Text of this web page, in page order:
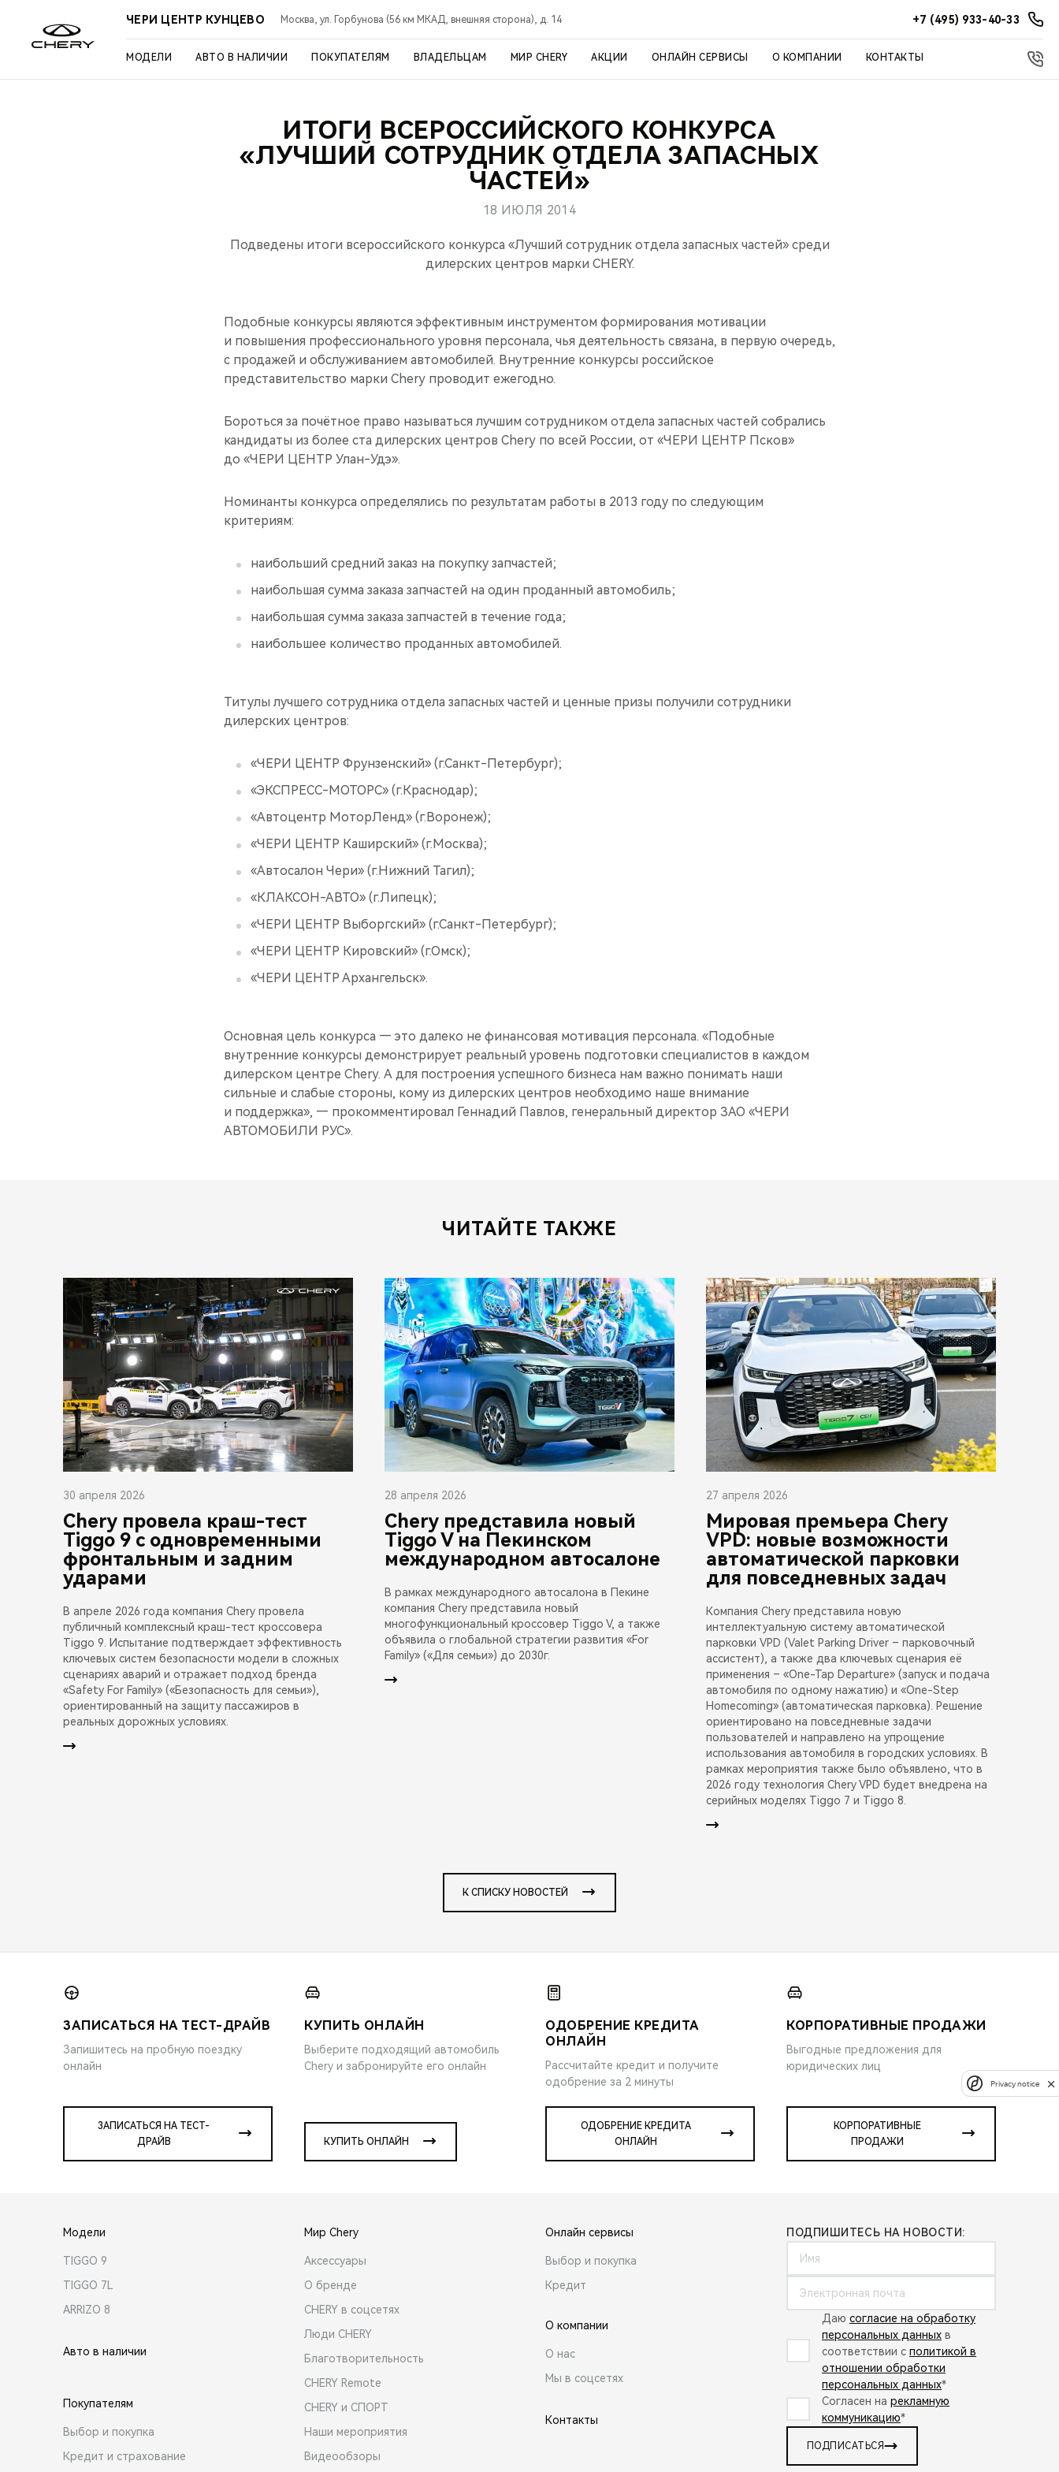
ЧЕРИ ЦЕНТР КУНЦЕВО Москва, ул. Горбунова (56 км МКАД, внешняя сторона), д. 14 +7 (495) 933-40-33
МОДЕЛИ АВТО В НАЛИЧИИ ПОКУПАТЕЛЯМ ВЛАДЕЛЬЦАМ МИР CHERY АКЦИИ ОНЛАЙН СЕРВИСЫ О КОМПАНИИ КОНТАКТЫ
ИТОГИ ВСЕРОССИЙСКОГО КОНКУРСА
«ЛУЧШИЙ СОТРУДНИК ОТДЕЛА ЗАПАСНЫХ
ЧАСТЕЙ»
18 ИЮЛЯ 2014
Подведены итоги всероссийского конкурса «Лучший сотрудник отдела запасных частей» среди
дилерских центров марки CHERY.
Подобные конкурсы являются эффективным инструментом формирования мотивации
и повышения профессионального уровня персонала, чья деятельность связана, в первую очередь,
с продажей и обслуживанием автомобилей. Внутренние конкурсы российское
представительство марки Chery проводит ежегодно.
Бороться за почётное право называться лучшим сотрудником отдела запасных частей собрались
кандидаты из более ста дилерских центров Chery по всей России, от «ЧЕРИ ЦЕНТР Псков»
до «ЧЕРИ ЦЕНТР Улан-Удэ».
Номинанты конкурса определялись по результатам работы в 2013 году по следующим
критериям:
наибольший средний заказ на покупку запчастей;
наибольшая сумма заказа запчастей на один проданный автомобиль;
наибольшая сумма заказа запчастей в течение года;
наибольшее количество проданных автомобилей.
Титулы лучшего сотрудника отдела запасных частей и ценные призы получили сотрудники
дилерских центров:
«ЧЕРИ ЦЕНТР Фрунзенский» (г.Санкт-Петербург);
«ЭКСПРЕСС-МОТОРС» (г.Краснодар);
«Автоцентр МоторЛенд» (г.Воронеж);
«ЧЕРИ ЦЕНТР Каширский» (г.Москва);
«Автосалон Чери» (г.Нижний Тагил);
«КЛАКСОН-АВТО» (г.Липецк);
«ЧЕРИ ЦЕНТР Выборгский» (г.Санкт-Петербург);
«ЧЕРИ ЦЕНТР Кировский» (г.Омск);
«ЧЕРИ ЦЕНТР Архангельск».
Основная цель конкурса — это далеко не финансовая мотивация персонала. «Подобные
внутренние конкурсы демонстрирует реальный уровень подготовки специалистов в каждом
дилерском центре Chery. А для построения успешного бизнеса нам важно понимать наши
сильные и слабые стороны, кому из дилерских центров необходимо наше внимание
и поддержка», — прокомментировал Геннадий Павлов, генеральный директор ЗАО «ЧЕРИ
АВТОМОБИЛИ РУС».
ЧИТАЙТЕ ТАКЖЕ
30 апреля 2026
Chery провела краш-тест
Tiggo 9 с одновременными
фронтальным и задним
ударами
В апреле 2026 года компания Chery провела
публичный комплексный краш-тест кроссовера
Tiggo 9. Испытание подтверждает эффективность
ключевых систем безопасности модели в сложных
сценариях аварий и отражает подход бренда
«Safety For Family» («Безопасность для семьи»),
ориентированный на защиту пассажиров в
реальных дорожных условиях.
28 апреля 2026
Chery представила новый
Tiggo V на Пекинском
международном автосалоне
В рамках международного автосалона в Пекине
компания Chery представила новый
многофункциональный кроссовер Tiggo V, а также
объявила о глобальной стратегии развития «For
Family» («Для семьи») до 2030г.
27 апреля 2026
Мировая премьера Chery
VPD: новые возможности
автоматической парковки
для повседневных задач
Компания Chery представила новую
интеллектуальную систему автоматической
парковки VPD (Valet Parking Driver – парковочный
ассистент), а также два ключевых сценария её
применения – «One-Tap Departure» (запуск и подача
автомобиля по одному нажатию) и «One-Step
Homecoming» (автоматическая парковка). Решение
ориентировано на повседневные задачи
пользователей и направлено на упрощение
использования автомобиля в городских условиях. В
рамках мероприятия также было объявлено, что в
2026 году технология Chery VPD будет внедрена на
серийных моделях Tiggo 7 и Tiggo 8.
К СПИСКУ НОВОСТЕЙ
ЗАПИСАТЬСЯ НА ТЕСТ-ДРАЙВ
Запишитесь на пробную поездку
онлайн
ЗАПИСАТЬСЯ НА ТЕСТ-
ДРАЙВ
КУПИТЬ ОНЛАЙН
Выберите подходящий автомобиль
Chery и забронируйте его онлайн
КУПИТЬ ОНЛАЙН
ОДОБРЕНИЕ КРЕДИТА
ОНЛАЙН
Рассчитайте кредит и получите
одобрение за 2 минуты
ОДОБРЕНИЕ КРЕДИТА
ОНЛАЙН
КОРПОРАТИВНЫЕ ПРОДАЖИ
Выгодные предложения для
юридических лиц
КОРПОРАТИВНЫЕ
ПРОДАЖИ
Модели
TIGGO 9
TIGGO 7L
ARRIZO 8
Авто в наличии
Покупателям
Выбор и покупка
Кредит и страхование
Мир Chery
Аксессуары
О бренде
CHERY в соцсетях
Люди CHERY
Благотворительность
CHERY Remote
CHERY и СПОРТ
Наши мероприятия
Видеообзоры
Онлайн сервисы
Выбор и покупка
Кредит
О компании
О нас
Мы в соцсетях
Контакты
ПОДПИШИТЕСЬ НА НОВОСТИ:
Даю согласие на обработку
персональных данных в
соответствии с политикой в
отношении обработки
персональных данных*
Согласен на рекламную
коммуникацию*
ПОДПИСАТЬСЯ
Privacy notice